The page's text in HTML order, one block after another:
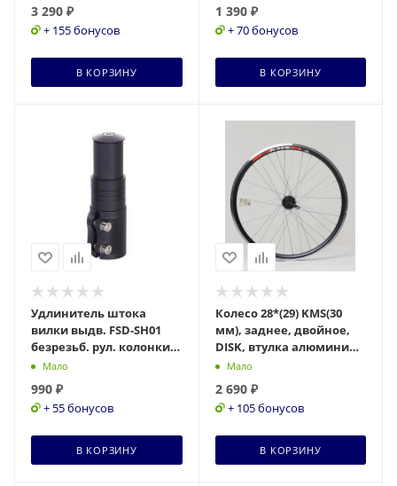
3 290 ₽
+ 155 бонусов
В КОРЗИНУ
1 390₽
+ 70 бонусов
В КОРЗИНУ
Удлинитель штока
вилки выдв. FSD-SH01
безрезьб. рул. колонки
1-1/8" 124-138мм, алюм.
черн.
Мало
990 ₽
+ 55 бонусов
В КОРЗИНУ
Колесо 28*(29) KMS(30
мм), заднее, двойное,
DISK, втулка алюминий,
под КАССЕТУ,
эксцентрик 28(29)-K-
Мало
2 690₽
+ 105 бонусов
В КОРЗИНУ